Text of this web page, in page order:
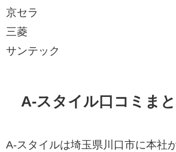
京セラ
三菱
サンテック
A-スタイル口コミま
A-スタイルは埼玉県川口市に本社